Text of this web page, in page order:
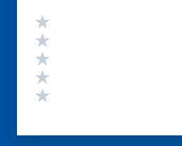
Valutazione